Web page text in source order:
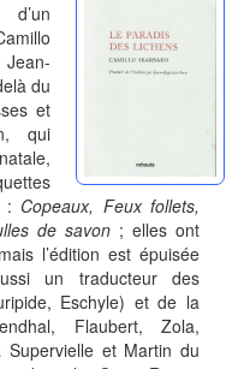
du
et
qui
: Copeaux, Feux follets,
de savon ; elles ont
l’édition est épuisée
un traducteur des
Eschyle) et de la
Flaubert, Zola,
et Martin du